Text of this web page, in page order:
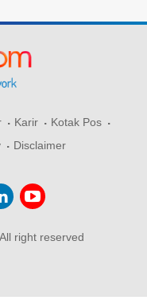
Karir
Kotak Pos
Disclaimer
right reserved